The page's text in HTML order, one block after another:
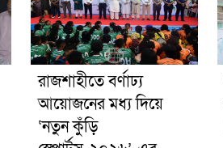
রাজশাহীতে বর্ণাঢ্য
আয়োজনের মধ্য দিয়ে
‘নতুন কুঁড়ি